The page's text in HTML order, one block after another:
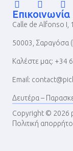
Επικοινωνία
Calle de Alfonso I,
50003, Σαραγόσα
Καλέστε μας: +34
Email:
Δευτέρα –
Copyright © 2026
Πολιτική